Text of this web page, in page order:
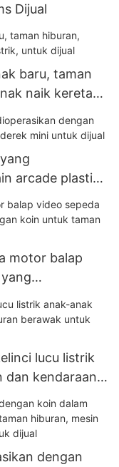
Dijual
baru, taman
naik kereta
arcade plastik,
motor balap
hiburan
lucu listrik
dan kendaraan
dengan